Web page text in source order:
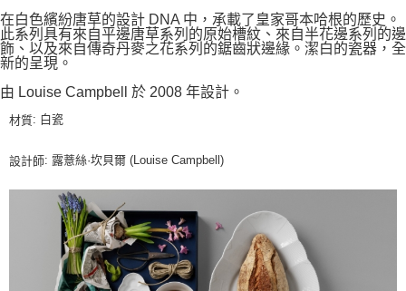
在白色繽紛唐草的設計 DNA 中，承載了皇家哥本哈根的歷史。
此系列具有來自平邊唐草系列的原始槽紋、來自半花邊系列的邊
飾、以及來自傳奇丹麥之花系列的鋸齒狀邊緣。潔白的瓷器，全
新的呈現。
由 Louise Campbell 於 2008 年設計。
材質: 白瓷
設計師: 露薏絲·坎貝爾 (Louise Campbell)